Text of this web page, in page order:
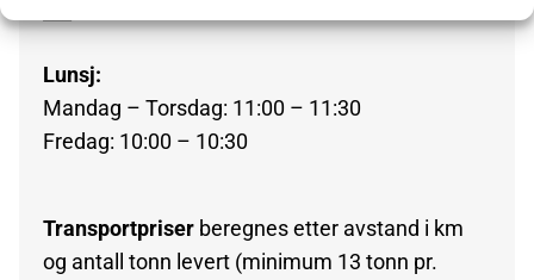
Lunsj:
Mandag – Torsdag: 11:00 – 11:30
Fredag: 10:00 – 10:30
Transportpriser beregnes etter avstand i km
og antall tonn levert (minimum 13 tonn pr.